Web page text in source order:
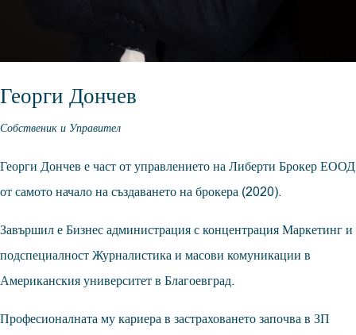
Георги Дончев
Собственик и Управител
Георги Дончев е част от управлението на Либерти Брокер ЕООД
от самото начало на създаването на брокера (2020).
Завършил е Бизнес администрация с концентрация Маркетинг и
подспециалност Журналистика и масови комуникации в
Американския университет в Благоевград.
Професионалната му кариера в застраховането започва в ЗП